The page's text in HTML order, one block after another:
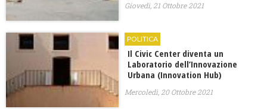
Giovedì, 21 Ottobre 2021
POLITICA
Il Civic Center diventa un
Laboratorio dell’Innovazione
Urbana (Innovation Hub)
Mercoledì, 20 Ottobre 2021